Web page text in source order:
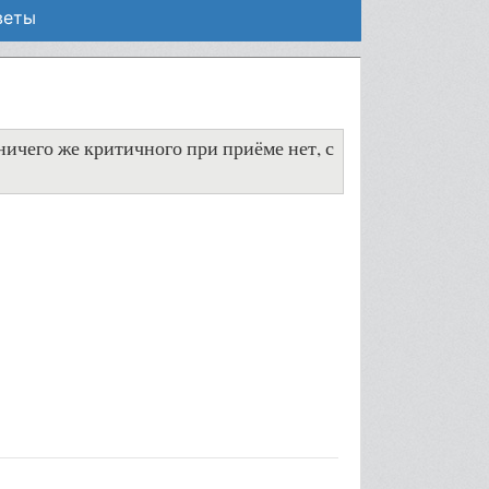
же критичного при приёме нет, с